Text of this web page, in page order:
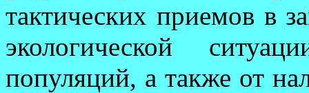
тактических приемов в
экологической
популяций, а так­же от